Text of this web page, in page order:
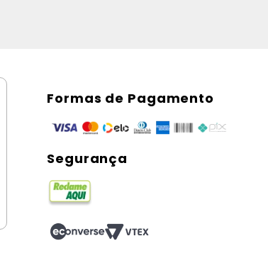
Formas de Pagamento
Segurança